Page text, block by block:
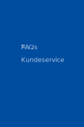
FAQs
Kundeservice